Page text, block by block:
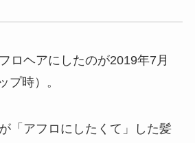
ロヘアにしたのが2019年7月
プ時）。
「アフロにしたくて」した髪